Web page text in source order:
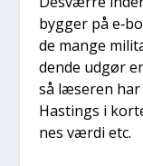
byg­ger på
de man­ge
den­de udgør
så læse­ren
Hastings i
nes vær­di etc.